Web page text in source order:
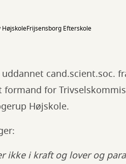
HøjskoleFrijsensborg Efterskole
cand.scient.soc.
for
Højskole.
ikke i kraft og lover og